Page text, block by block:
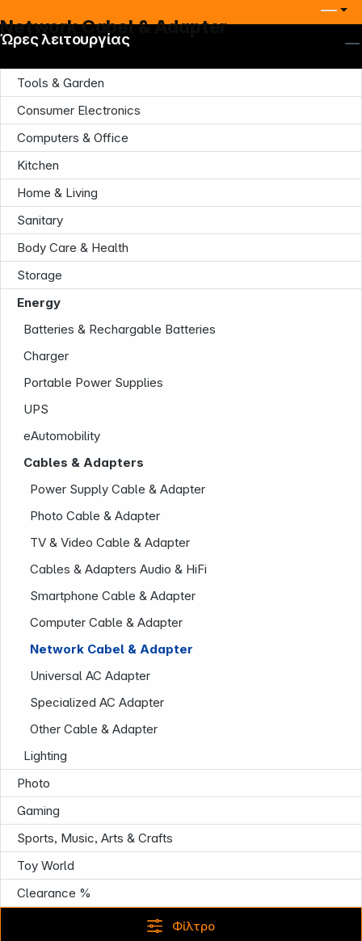
Network Cabel & Adapter
Tools & Garden
Consumer Electronics
Computers & Office
Kitchen
Home & Living
Sanitary
Body Care & Health
Storage
Energy
Batteries & Rechargable Batteries
Charger
Portable Power Supplies
UPS
eAutomobility
Cables & Adapters
Power Supply Cable & Adapter
Photo Cable & Adapter
TV & Video Cable & Adapter
Cables & Adapters Audio & HiFi
Smartphone Cable & Adapter
Computer Cable & Adapter
Network Cabel & Adapter
Universal AC Adapter
Specialized AC Adapter
Other Cable & Adapter
Lighting
Photo
Gaming
Sports, Music, Arts & Crafts
Toy World
Clearance %
Φίλτρο
Ώρες λειτουργίας
Εταιρεία
Εξυπηρέτηση